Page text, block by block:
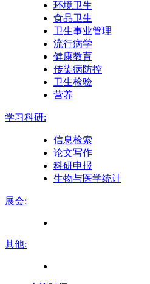
环境卫生
食品卫生
卫生事业管理
流行病学
健康教育
传染病防控
卫生检验
营养
学习科研:
信息检索
论文写作
科研申报
生物与医学统计
展会:
其他: